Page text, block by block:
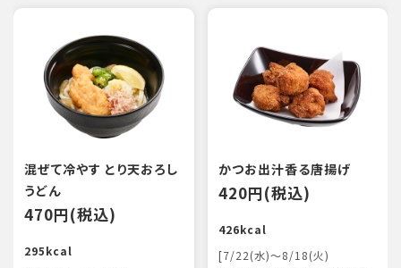
混ぜて冷やす とり天おろし
うどん
470円(税込)
295kcal
かつお出汁香る唐揚げ
420円(税込)
426kcal
[7/22(水)～8/18(火)